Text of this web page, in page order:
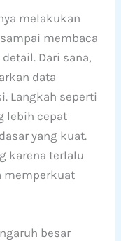
melakukan
membaca
Dari sana,
data
Langkah seperti
lebih cepat
yang kuat.
karena terlalu
memperkuat
besar